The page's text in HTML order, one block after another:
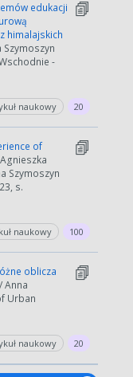
edukacji
himalajskich
Szymoszyn
-
naukowy 20
of
Szymoszyn
s.
naukowy 100
oblicza
/ Anna
Urban
naukowy 20